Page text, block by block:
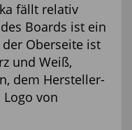
fällt relativ
Boards ist ein
Oberseite ist
und Weiß,
dem Hersteller-
von